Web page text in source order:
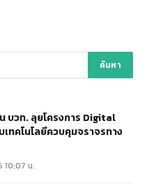
บวท. ลุยโครงการ Digital
เทคโนโลยีควบคุมจราจรทาง
10:07 น.